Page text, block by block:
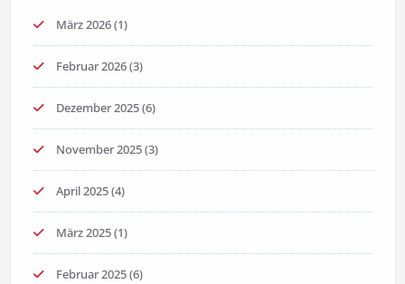
März 2026(1)
Februar 2026(3)
Dezember 2025(6)
November 2025(3)
April 2025(4)
März 2025(1)
Februar 2025(6)